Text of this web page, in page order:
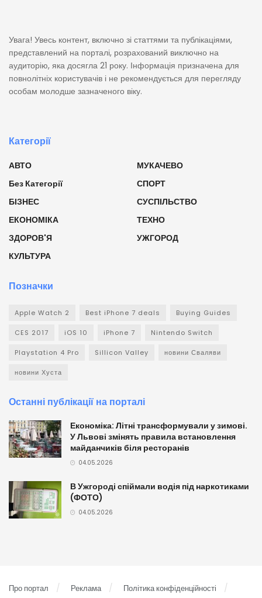
Увага! Увесь контент, включно зі статтями та публікаціями,
представлений на порталі, розрахований виключно на
аудиторію, яка досягла 21 року. Інформація призначена для
повнолітніх користувачів і не рекомендується для перегляду
особам молодше зазначеного віку.
Категорії
АВТО
Без Категорії
БІЗНЕС
ЕКОНОМІКА
ЗДОРОВ'Я
КУЛЬТУРА
МУКАЧЕВО
СПОРТ
СУСПІЛЬСТВО
ТЕХНО
УЖГОРОД
Позначки
Apple Watch 2 Best iPhone 7 deals Buying Guides
CES 2017 iOS 10 iPhone 7 Nintendo Switch
Playstation 4 Pro Sillicon Valley новини Сваляви
новини Хуста
Останні публікації на порталі
Економіка: Літні трансформували у зимові.
У Львові змінять правила встановлення
майданчиків біля ресторанів
04.05.2026
В Ужгороді спіймали водія під наркотиками
(ФОТО)
04.05.2026
Про портал Реклама
Політика конфіденційності